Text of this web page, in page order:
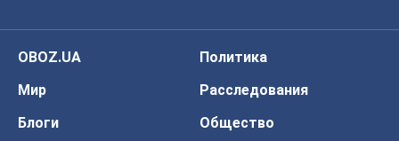
OBOZ.UA
Политика
Мир
Расследования
Блоги
Общество